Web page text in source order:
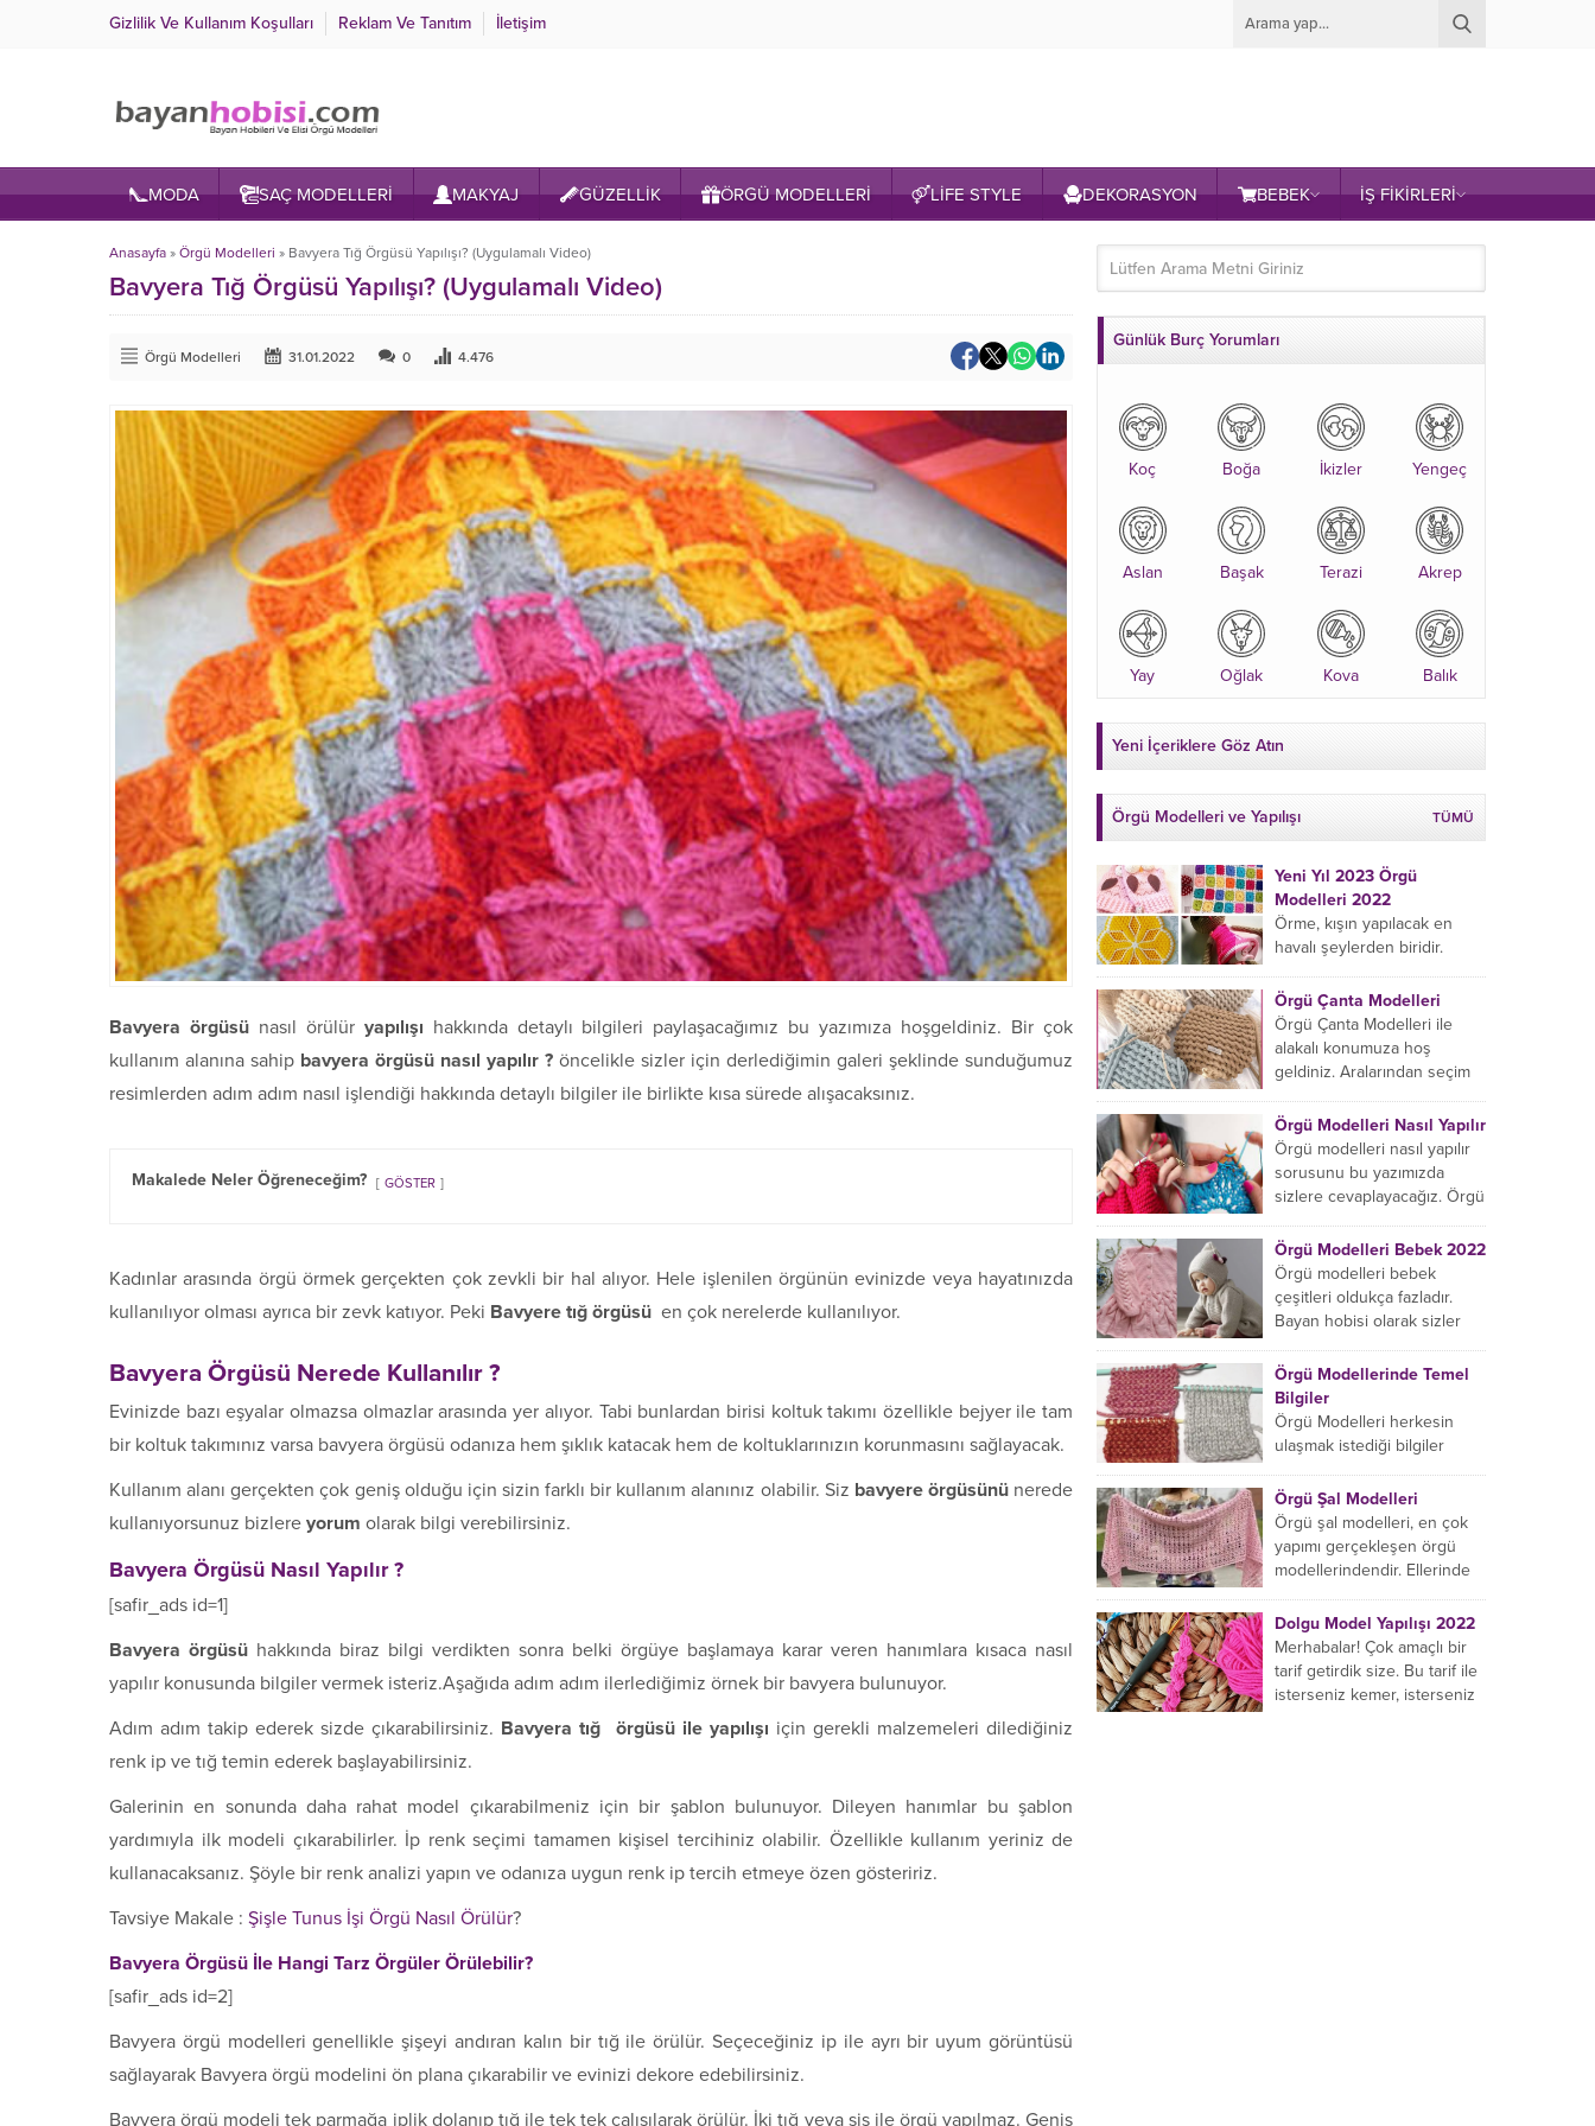
Gizlilik Ve Kullanım Koşulları Reklam Ve Tanıtım İletişim
MODA SAÇ MODELLERİ MAKYAJ GÜZELLİK ÖRGÜ MODELLERİ LİFE STYLE DEKORASYON BEBEK İŞ FİKİRLERİ
Anasayfa » Örgü Modelleri » Bavyera Tığ Örgüsü Yapılışı? (Uygulamalı Video)
Bavyera Tığ Örgüsü Yapılışı? (Uygulamalı Video)
Örgü Modelleri 31.01.2022 0 4.476
Bavyera örgüsünasıl örülür yapılışı hakkında detaylı bilgileri paylaşacağımız bu yazımıza hoşgeldiniz. Bir çok
kullanım alanına sahip bavyera örgüsü nasıl yapılır ? öncelikle sizler için derlediğimin galeri şeklinde sunduğumuz
resimlerden adım adım nasıl işlendiği hakkında detaylı bilgiler ile birlikte kısa sürede alışacaksınız.
Makalede Neler Öğreneceğim? GÖSTER
Kadınlar arasında örgü örmek gerçekten çok zevkli bir hal alıyor. Hele işlenilen örgünün evinizde veya hayatınızda
kullanılıyor olması ayrıca bir zevk katıyor. Peki Bavyere tığ örgüsü en çok nerelerde kullanılıyor.
Bavyera Örgüsü Nerede Kullanılır ?
Evinizde bazı eşyalar olmazsa olmazlar arasında yer alıyor. Tabi bunlardan birisi koltuk takımı özellikle bejyer ile tam
bir koltuk takımınız varsa bavyera örgüsü odanıza hem şıklık katacak hem de koltuklarınızın korunmasını sağlayacak.
Kullanım alanı gerçekten çok geniş olduğu için sizin farklı bir kullanım alanınız olabilir. Siz bavyere örgüsününerede
kullanıyorsunuz bizlere yorum olarak bilgi verebilirsiniz.
Bavyera Örgüsü Nasıl Yapılır ?
[safir_ads id=1]
Bavyera örgüsü hakkında biraz bilgi verdikten sonra belki örgüye başlamaya karar veren hanımlara kısaca nasıl
yapılır konusunda bilgiler vermek isteriz.Aşağıda adım adım ilerlediğimiz örnek bir bavyera bulunuyor.
Adım adım takip ederek sizde çıkarabilirsiniz. Bavyera tığ örgüsü ile yapılışı için gerekli malzemeleri dilediğiniz
renk ip ve tığ temin ederek başlayabilirsiniz.
Galerinin en sonunda daha rahat model çıkarabilmeniz için bir şablon bulunuyor. Dileyen hanımlar bu şablon
yardımıyla ilk modeli çıkarabilirler. İp renk seçimi tamamen kişisel tercihiniz olabilir. Özellikle kullanım yeriniz de
kullanacaksanız. Şöyle bir renk analizi yapın ve odanıza uygun renk ip tercih etmeye özen gösteririz.
Tavsiye Makale : Şişle Tunus İşi Örgü Nasıl Örülür?
Bavyera Örgüsü İle Hangi Tarz Örgüler Örülebilir?
[safir_ads id=2]
Bavyera örgü modelleri genellikle şişeyi andıran kalın bir tığ ile örülür. Seçeceğiniz ip ile ayrı bir uyum görüntüsü
sağlayarak Bavyera örgü modelini ön plana çıkarabilir ve evinizi dekore edebilirsiniz.
Bavyera örgü modeli tek parmağa iplik dolanıp tığ ile tek tek çalışılarak örülür. İki tığ veya şiş ile örgü yapılmaz. Geniş
Günlük Burç Yorumları
Koç Boğa İkizler Yengeç
Aslan Başak Terazi Akrep
Yay Oğlak Kova Balık
Yeni İçeriklere Göz Atın
Örgü Modelleri ve Yapılışı TÜMÜ
Yeni Yıl 2023 Örgü
Modelleri 2022
Örme, kışın yapılacak en
havalı şeylerden biridir.
bir parça eklemeyi ve
sevdiklerinize hediye etmeyi
öğrenmeye yeni
başlıyorsanız...
Örgü Çanta Modelleri
Örgü Çanta Modelleri ile
alakalı konumuza hoş
geldiniz. Aralarından seçim
çanta modelleri var ama
hangisinin size uygun...
Örgü Modelleri Nasıl Yapılır
Örgü modelleri nasıl yapılır
sorusunu bu yazımızda
sizlere cevaplayacağız. Örgü
rahatlatıcıdır. Bunun dışında
örgü örmede yaratıcı olmak...
Örgü Modelleri Bebek 2022
Örgü modelleri bebek
çeşitleri oldukça fazladır.
Bayan hobisi olarak sizler
Bu açıdan sizlere birkaç
örnek vereceğiz....
Örgü Modellerinde Temel
Bilgiler
Örgü Modelleri herkesin
ulaşmak istediği bilgiler
olarak girmiş olduğumuz
içeriğe hoş geldiniz. Bu
konuda yeniyseniz, Örgü
Modellerinin...
Örgü Şal Modelleri
Örgü şal modelleri, en çok
yapımı gerçekleşen örgü
modellerindendir. Ellerinde
yaptığı birçok farklı şal
modeli mevcuttur....
Dolgu Model Yapılışı 2022
Merhabalar! Çok amaçlı bir
tarif getirdik size. Bu tarif ile
isterseniz kemer, isterseniz